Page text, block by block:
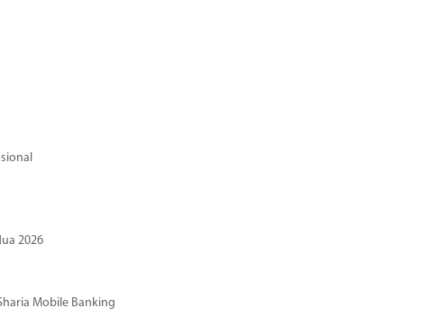
2026
Mobile Banking